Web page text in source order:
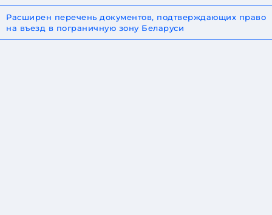
Расширен перечень документов, подтверждающих право
на въезд в пограничную зону Беларуси